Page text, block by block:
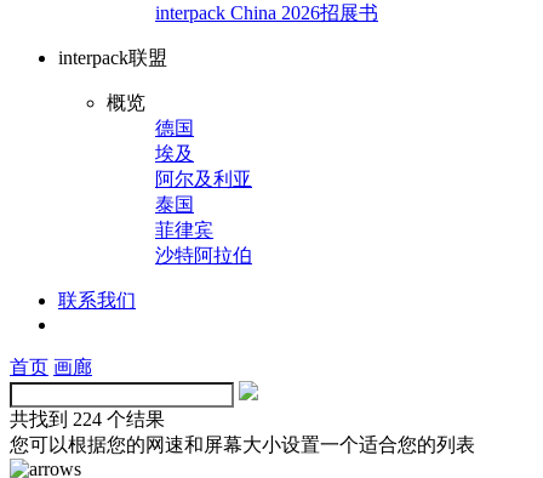
interpack China 2026招展书
interpack联盟
概览
德国
埃及
阿尔及利亚
泰国
菲律宾
沙特阿拉伯
联系我们
首页 画廊
共找到 224 个结果
您可以根据您的网速和屏幕大小设置一个适合您的列表